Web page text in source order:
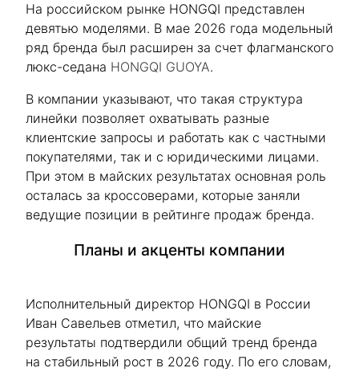
На российском рынке HONGQI представлен
девятью моделями. В мае 2026 года модельный
ряд бренда был расширен за счет флагманского
люкс-седана HONGQI GUOYA.
В компании указывают, что такая структура
линейки позволяет охватывать разные
клиентские запросы и работать как с частными
покупателями, так и с юридическими лицами.
При этом в майских результатах основная роль
осталась за кроссоверами, которые заняли
ведущие позиции в рейтинге продаж бренда.
Планы и акценты компании
Исполнительный директор HONGQI в России
Иван Савельев отметил, что майские
результаты подтвердили общий тренд бренда
на стабильный рост в 2026 году. По его словам,